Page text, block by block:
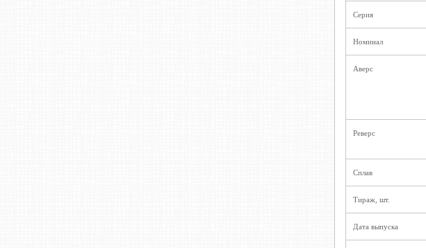
Серия
Номинал
Аверс
Реверс
Сплав
Тираж, шт.
Дата выпуска